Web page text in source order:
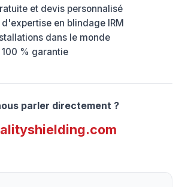
et devis personnalisé
d'expertise en blindage IRM
dans le monde
% garantie
parler directement ?